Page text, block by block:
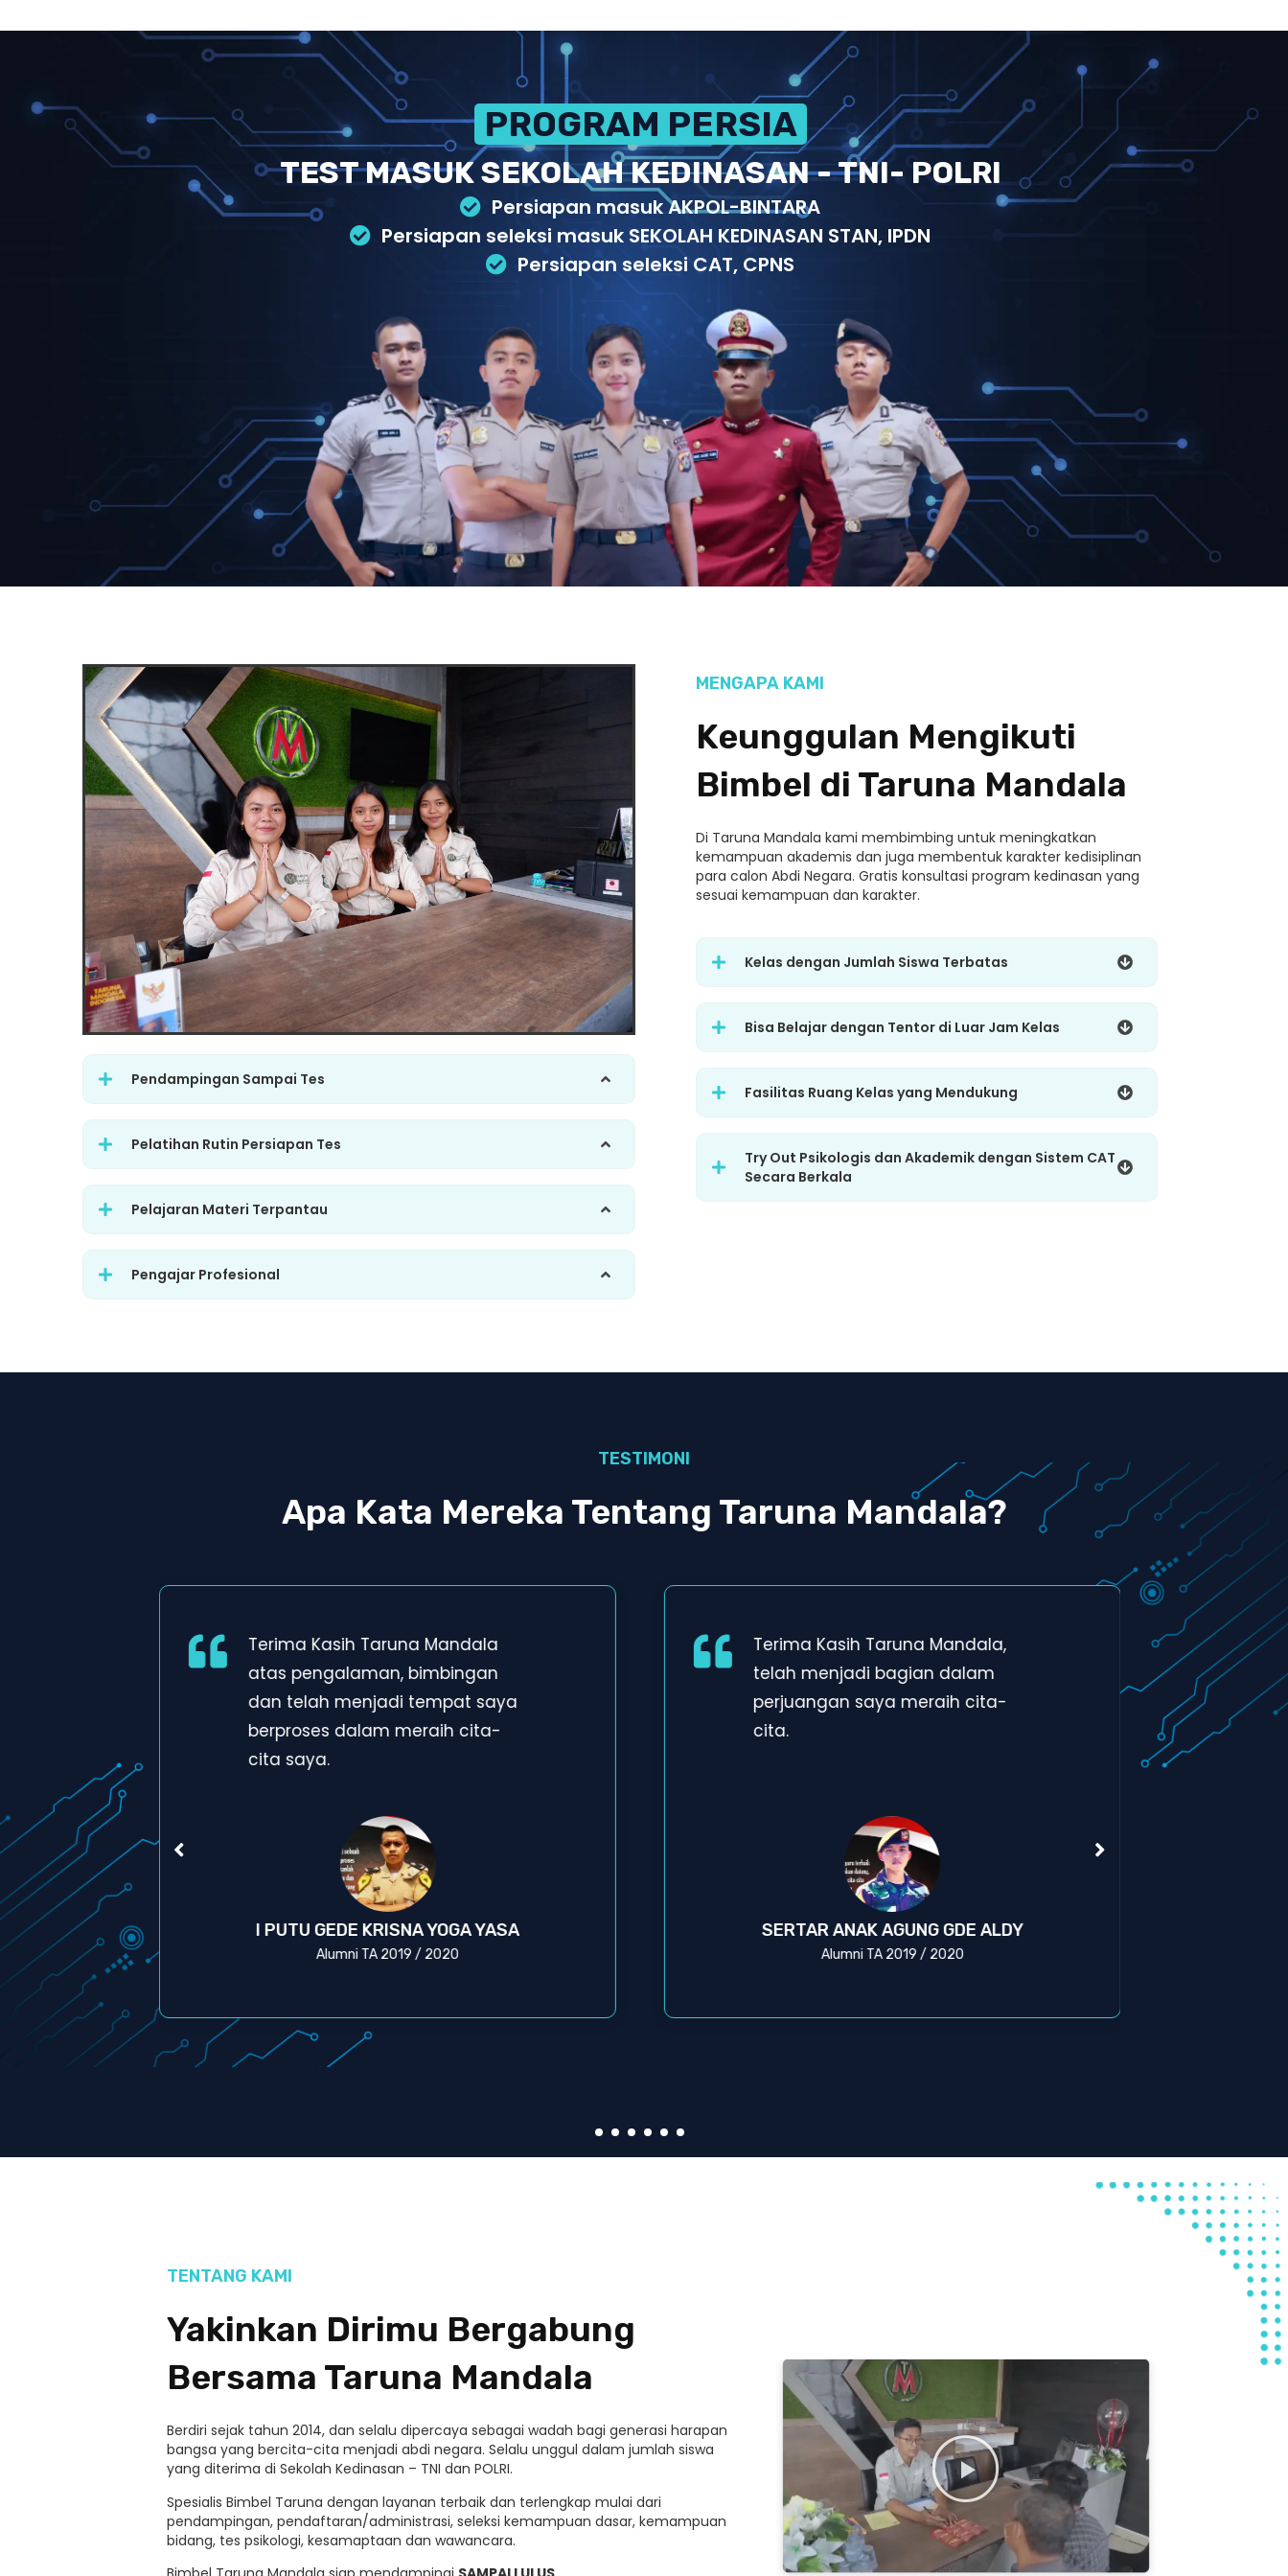
PROGRAM PERSIAPAN
TEST MASUK SEKOLAH KEDINASAN - TNI- POLRI
Persiapan masuk AKPOL-BINTARA
Persiapan seleksi masuk SEKOLAH KEDINASAN STAN, IPDN
Persiapan seleksi CAT, CPNS
Pendampingan Sampai Tes
Pelatihan Rutin Persiapan Tes
Pelajaran Materi Terpantau
Pengajar Profesional
MENGAPA KAMI
Keunggulan Mengikuti
Bimbel di Taruna Mandala
Di Taruna Mandala kami membimbing untuk meningkatkan
kemampuan akademis dan juga membentuk karakter kedisiplinan
para calon Abdi Negara. Gratis konsultasi program kedinasan yang
sesuai kemampuan dan karakter.
Kelas dengan Jumlah Siswa Terbatas
Bisa Belajar dengan Tentor di Luar Jam Kelas
Fasilitas Ruang Kelas yang Mendukung
Try Out Psikologis dan Akademik dengan Sistem CAT
Secara Berkala
TESTIMONI
Apa Kata Mereka Tentang Taruna Mandala?
I PUTU GEDE KRISNA YOGA YASA
Alumni TA 2019 / 2020
Terima Kasih Taruna Mandala
atas pengalaman, bimbingan
dan telah menjadi tempat saya
berproses dalam meraih cita-
cita saya.
SERTAR ANAK AGUNG GDE ALDY
Alumni TA 2019 / 2020
Terima Kasih Taruna Mandala,
telah menjadi bagian dalam
perjuangan saya meraih cita-
cita.
TENTANG KAMI
Yakinkan Dirimu Bergabung
Bersama Taruna Mandala
Berdiri sejak tahun 2014, dan selalu dipercaya sebagai wadah bagi generasi harapan
bangsa yang bercita-cita menjadi abdi negara. Selalu unggul dalam jumlah siswa
yang diterima di Sekolah Kedinasan – TNI dan POLRI.
Spesialis Bimbel Taruna dengan layanan terbaik dan terlengkap mulai dari
pendampingan, pendaftaran/administrasi, seleksi kemampuan dasar, kemampuan
bidang, tes psikologi, kesamaptaan dan wawancara.